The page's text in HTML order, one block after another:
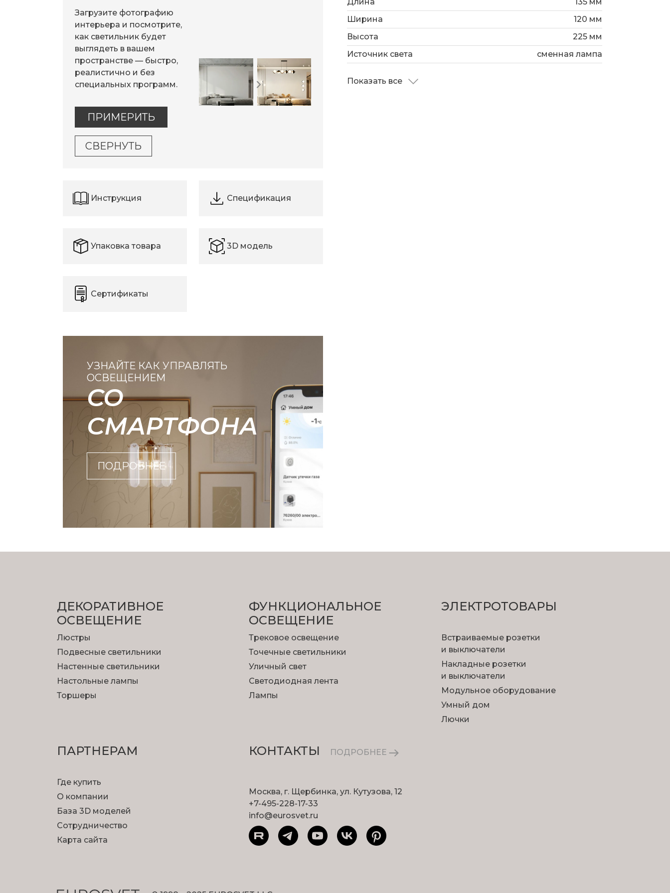
Загрузите фотографию
интерьера и посмотрите,
как светильник будет
выглядеть в вашем
пространстве — быстро,
реалистично и без
специальных программ.
ПРИМЕРИТЬ
СВЕРНУТЬ
Инструкция Спецификация
Упаковка товара 3D модель
Сертификаты
УЗНАЙТЕ КАК УПРАВЛЯТЬ
ОСВЕЩЕНИЕМ
СО
СМАРТФОНА
ПОДРОБНЕЕ
Длина
135 мм
Ширина
120 мм
Высота
225 мм
Источник света
сменная лампа
Показать все
ДЕКОРАТИВНОЕ
ОСВЕЩЕНИЕ
Люстры
Подвесные светильники
Настенные светильники
Настольные лампы
Торшеры
ФУНКЦИОНА­ЛЬНОЕ
ОСВЕЩЕНИЕ
Трековое освещение
Точечные светильники
Уличный свет
Светодиодная лента
Лампы
ЭЛЕКТРОТОВАРЫ
Встраиваемые розетки
и выключатели
Накладные розетки
и выключатели
Модульное оборудование
Умный дом
Лючки
ПАРТНЕРАМ
Где купить
О компании
База 3D моделей
Сотрудничество
Карта сайта
КОНТАКТЫ ПОДРОБНЕЕ
Москва, г. Щербинка, ул. Кутузова, 12
+7-495-228-17-33
info@eurosvet.ru